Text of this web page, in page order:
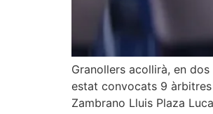
Granollers acollirà, en
estat convocats 9 àrbitres
Zambrano Lluis Plaza